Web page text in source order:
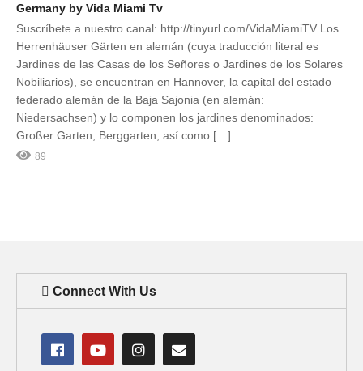
Germany by Vida Miami Tv
Suscríbete a nuestro canal: http://tinyurl.com/VidaMiamiTV Los
Herrenhäuser Gärten en alemán (cuya traducción literal es
Jardines de las Casas de los Señores o Jardines de los Solares
Nobiliarios), se encuentran en Hannover, la capital del estado
federado alemán de la Baja Sajonia (en alemán:
Niedersachsen) y lo componen los jardines denominados:
Großer Garten, Berggarten, así como […]
89
Connect With Us